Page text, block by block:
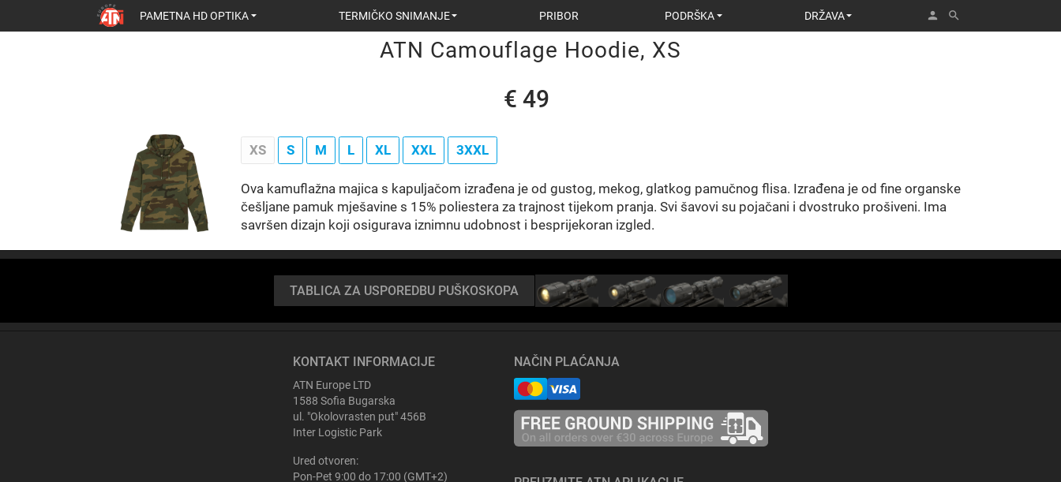
PAMETNA HD OPTIKA TERMIČKO SNIMANJE PRIBOR PODRŠKA DRŽAVA person search
ATN Camouflage Hoodie, XS
€ 49
XS S M L XL XXL 3XXL
Ova kamuflažna majica s kapuljačom izrađena je od gustog, mekog, glatkog pamučnog flisa. Izrađena je od fine organske
češljane pamuk mješavine s 15% poliestera za trajnost tijekom pranja. Svi šavovi su pojačani i dvostruko prošiveni. Ima
savršen dizajn koji osigurava iznimnu udobnost i besprijekoran izgled.
TABLICA ZA USPOREDBU PUŠKOSKOPA
KONTAKT INFORMACIJE
ATN Europe LTD
1588 Sofia Bugarska
ul. "Okolovrasten put" 456B
Inter Logistic Park
Ured otvoren:
Pon-Pet 9:00 do 17:00 (GMT+2)
NAČIN PLAĆANJA